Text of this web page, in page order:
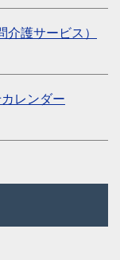
護サービス）
レンダー